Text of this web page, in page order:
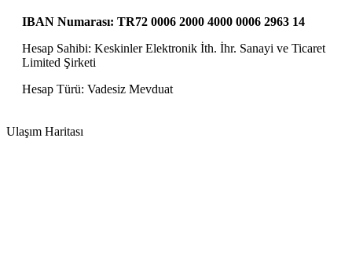
IBAN Numarası: TR72 0006 2000 4000 0006 2963 14
Hesap Sahibi: Keskinler Elektronik İth. İhr. Sanayi ve Ticaret
Limited Şirketi
Hesap Türü: Vadesiz Mevduat
Ulaşım Haritası